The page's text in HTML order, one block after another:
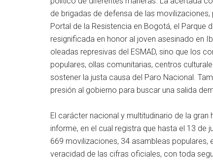
de brigadas de defensa de las
Portal de la Resistencia en Bogotá, el Parque
resignificada en honor al joven asesinado en
oleadas represivas del ESMAD, sino que los
populares, ollas comunitarias, centros
sostener la justa causa del Paro Nacional.
presión al gobierno para buscar una salida
El carácter nacional y multitudinario de la
informe, en el cual registra que hasta el 13 de
669 movilizaciones, 34 asambleas
veracidad de las cifras oficiales, con toda